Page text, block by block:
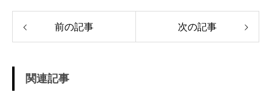
前の記事 次の記事
関連記事